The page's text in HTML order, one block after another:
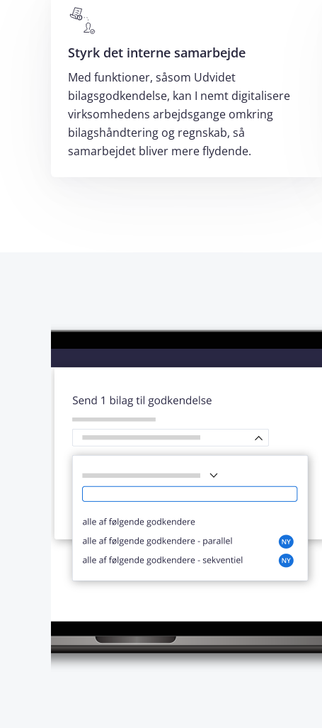
Styrk det interne samarbejde
Med funktioner, såsom Udvidet
bilagsgodkendelse, kan I nemt digitalisere
virksomhedens arbejdsgange omkring
bilagshåndtering og regnskab, så
samarbejdet bliver mere flydende.